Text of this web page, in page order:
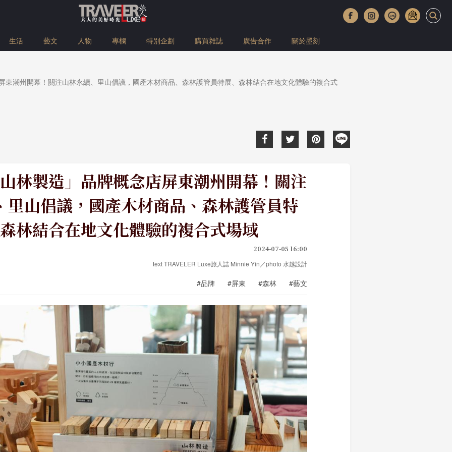
生活 藝文 人物 專欄 特別企劃 購買雜誌 廣告合作 關於墨刻
東潮州開幕！關注山林永續、里山倡議，國產木材商品、森林護管員特展、森林結合在地文化體驗的複合式
林製造」品牌概念店屏東潮州開幕！關注
里山倡議，國產木材商品、森林護管員特
林結合在地文化體驗的複合式場域
2024-07-05 16:00
text TRAVELER Luxe旅人誌 Minnie Yin／photo 水越設計
#品牌 #屏東 #森林 #藝文